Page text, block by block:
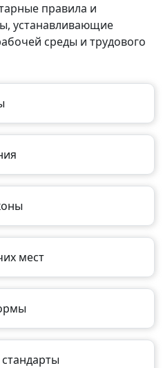
правила и
устанавливающие
среды и трудового
мест